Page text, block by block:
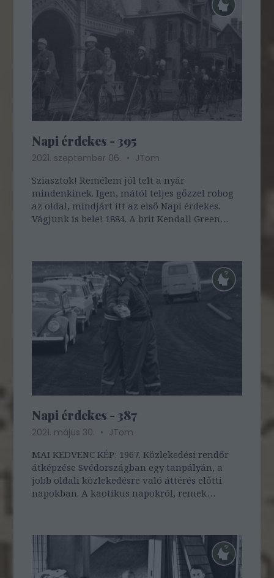
Napi érdekes - 395
2021. szeptember 06.
JTom
Sziasztok! Remélem jól telt a nyár
mindenkinek. Igen, mától teljes gőzzel robog
az oldal, mindjárt itt az első Napi érdekes.
Vágjunk is bele! 1884. A brit Kendall Green
Napi érdekes - 387
2021. május 30.
JTom
MAI KEDVENC KÉP: 1967. Közlekedési rendőr
átképzése Svédországban egy tanpályán, a
jobb oldali közlekedésre való áttérés előtti
napokban. A kaotikus napokról, remek